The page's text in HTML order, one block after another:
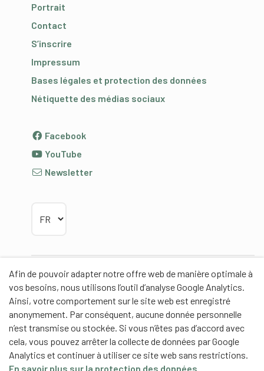
Afin de pouvoir adapter notre offre web de manière optimale à
vos besoins, nous utilisons l’outil d’analyse Google Analytics.
Ainsi, votre comportement sur le site web est enregistré
anonymement. Par conséquent, aucune donnée personnelle
n’est transmise ou stockée. Si vous n’êtes pas d’accord avec
cela, vous pouvez arrêter la collecte de données par Google
Analytics et continuer à utiliser ce site web sans restrictions.
En savoir plus sur la protection des données
Portrait
Contact
S’inscrire
Impressum
Bases légales et protection des données
Nétiquette des médias sociaux
Facebook
YouTube
Newsletter
Partenaires
Partenaires de contenus